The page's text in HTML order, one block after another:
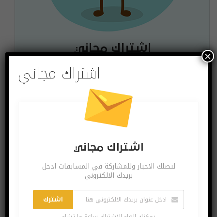
اشتراك مجاني
لتصلك الاخبار وللمشاركة في المسابقات ادخل بريدك
الالكتروني
يمكنك الغاء الاشتراك ساعة ما تشاء
غوغل تتيح تطبيق
Meet مجاناً لجميع
الإعلان عن لعبة
Assassin’s Creed
اشتراك مجاني
اشتراك مجاني
لتصلك الاخبار وللمشاركة في المسابقات ادخل
بريدك الالكتروني
اشترك
×